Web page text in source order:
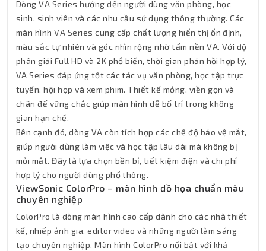
Dòng VA Series hướng đến người dùng văn phòng, học
sinh, sinh viên và các nhu cầu sử dụng thông thường. Các
màn hình VA Series cung cấp chất lượng hiển thị ổn định,
màu sắc tự nhiên và góc nhìn rộng nhờ tấm nền VA. Với độ
phân giải Full HD và 2K phổ biến, thời gian phản hồi hợp lý,
VA Series đáp ứng tốt các tác vụ văn phòng, học tập trực
tuyến, hội họp và xem phim. Thiết kế mỏng, viền gọn và
chân đế vững chắc giúp màn hình dễ bố trí trong không
gian hạn chế.
Bên cạnh đó, dòng VA còn tích hợp các chế độ bảo vệ mắt,
giúp người dùng làm việc và học tập lâu dài mà không bị
mỏi mắt. Đây là lựa chọn bền bỉ, tiết kiệm điện và chi phí
hợp lý cho người dùng phổ thông.
ViewSonic ColorPro – màn hình đồ họa chuẩn màu
chuyên nghiệp
ColorPro là dòng màn hình cao cấp dành cho các nhà thiết
kế, nhiếp ảnh gia, editor video và những người làm sáng
tạo chuyên nghiệp. Màn hình ColorPro nổi bật với khả